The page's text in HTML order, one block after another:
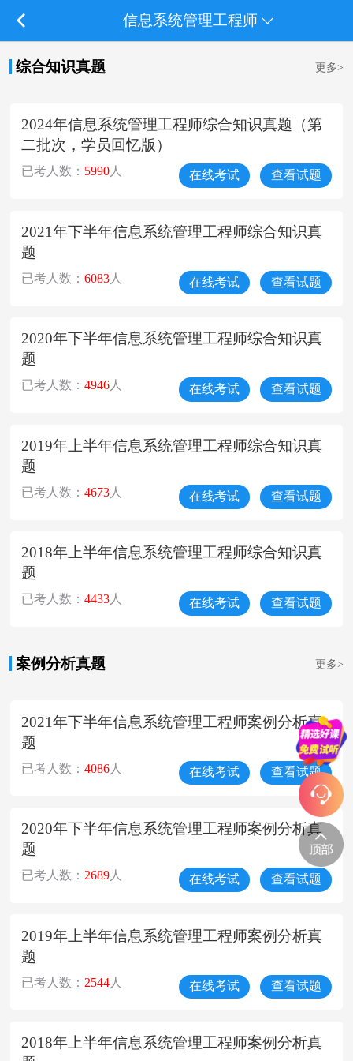
信息系统管理工程师
综合知识真题 更多>
2024年信息系统管理工程师综合知识真题（第
二批次，学员回忆版）
已考人数： 5990人 查看试题
在线考试
2021年下半年信息系统管理工程师综合知识真
题
已考人数： 6083人 查看试题
在线考试
2020年下半年信息系统管理工程师综合知识真
题
已考人数： 4946人 查看试题
在线考试
2019年上半年信息系统管理工程师综合知识真
题
已考人数： 4673人 查看试题
在线考试
2018年上半年信息系统管理工程师综合知识真
题
已考人数： 4433人 查看试题
在线考试
案例分析真题 更多>
2021年下半年信息系统管理工程师案例分析真
题
已考人数： 4086人 查看试题
在线考试
2020年下半年信息系统管理工程师案例分析真
题
已考人数： 2689人 查看试题
在线考试
2019年上半年信息系统管理工程师案例分析真
题
已考人数： 2544人 查看试题
在线考试
2018年上半年信息系统管理工程师案例分析真